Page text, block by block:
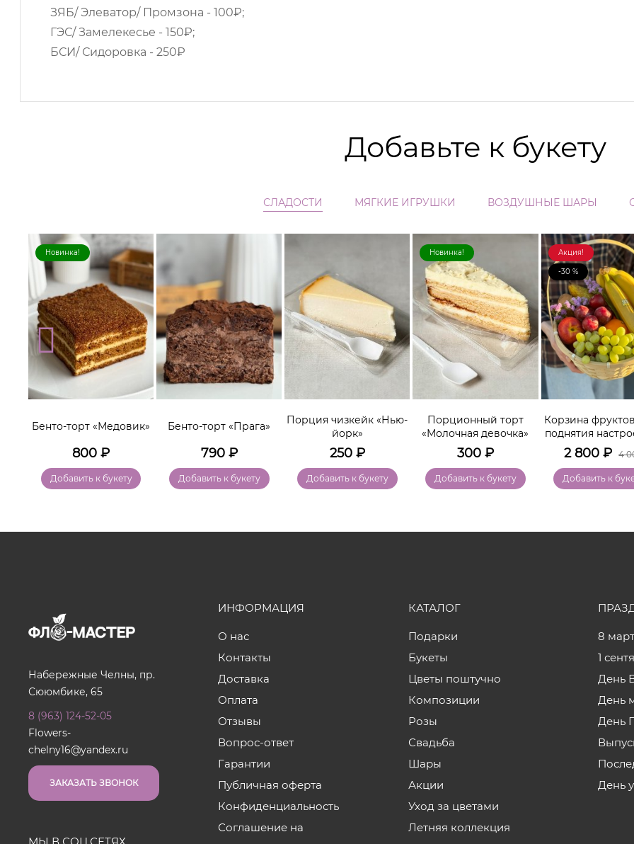
ЗЯБ/ Элеватор/ Промзона - 100₽;
ГЭС/ Замелекесье - 150₽;
БСИ/ Сидоровка - 250₽
Добавьте к букету
СЛАДОСТИ МЯГКИЕ ИГРУШКИ ВОЗДУШНЫЕ ШАРЫ
Новинка!
Бенто-торт «Медовик»
800 ₽
Добавить к букету
Бенто-торт «Прага»
790₽
Добавить к букету
Порция чизкейк «Нью-
йорк»
250₽
Добавить к букету
Новинка!
Порционный торт
«Молочная девочка»
300₽
Добавить к букету
Акция!
-30 %
Корзина
поднятия
2 800 ₽ 4
Добавить к
Набережные Челны, пр.
Сююмбике, 65
8 (963) 124-52-05
Flowers-
chelny16@yandex.ru
ЗАКАЗАТЬ ЗВОНОК
ИНФОРМАЦИЯ
О нас
Контакты
Доставка
Оплата
Отзывы
Вопрос-ответ
Гарантии
Публичная оферта
Конфиденциальность
Соглашение на
КАТАЛОГ
Подарки
Букеты
Цветы поштучно
Композиции
Розы
Свадьба
Шары
Акции
Уход за цветами
Летняя коллекция
8
1
День
День
День
День